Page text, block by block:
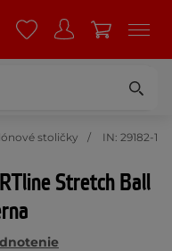
stoličky IN: 29182-1
Stretch Ball